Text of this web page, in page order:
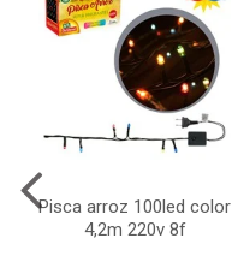
Pisca arroz 100led color
4,2m 220v 8f